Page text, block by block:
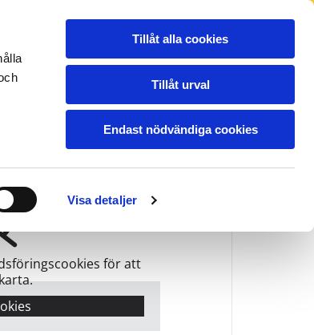
Visa detaljer
Tillåt alla cookies
Tillåt urval
Endast nödvändiga cookies
REFERENSBILDER
BLOGG
PRISER
OM OSS
Vara
Vänersborg
för att